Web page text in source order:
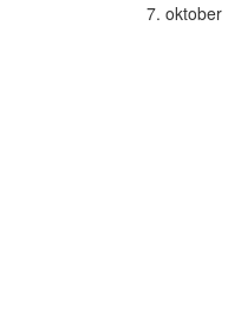
7. oktober